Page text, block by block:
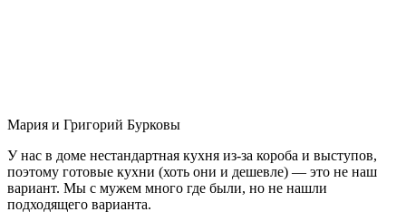
Мария и Григорий Бурковы
У нас в доме нестандартная кухня из-за короба и выступов,
поэтому готовые кухни (хоть они и дешевле) — это не наш
вариант. Мы с мужем много где были, но не нашли
подходящего варианта.